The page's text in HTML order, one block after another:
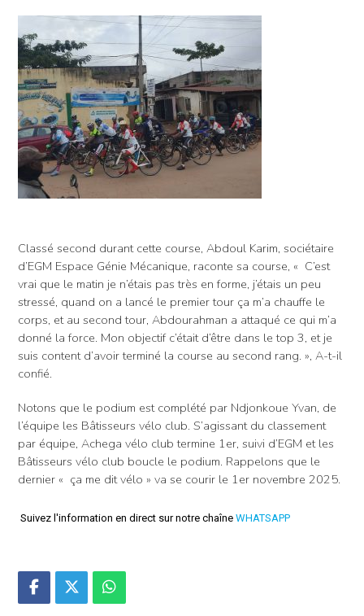
Classé second durant cette course, Abdoul Karim, sociétaire
d’EGM Espace Génie Mécanique, raconte sa course, « C’est
vrai que le matin je n’étais pas très en forme, j’étais un peu
stressé, quand on a lancé le premier tour ça m’a chauffe le
corps, et au second tour, Abdourahman a attaqué ce qui m’a
donné la force. Mon objectif c’était d’être dans le top 3, et je
suis content d’avoir terminé la course au second rang. », A-t-il
confié.
Notons que le podium est complété par Ndjonkoue Yvan, de
l’équipe les Bâtisseurs vélo club. S’agissant du classement
par équipe, Achega vélo club termine 1er, suivi d’EGM et les
Bâtisseurs vélo club boucle le podium. Rappelons que le
dernier « ça me dit vélo » va se courir le 1er novembre 2025.
Suivez l'information en direct sur notre chaîne WHATSAPP